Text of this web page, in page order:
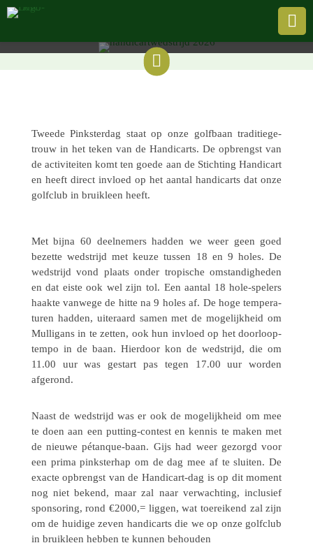


Tweede Pink­ster­dag staat op onze golf­baan tradi­tie­ge­
trouw in het teken van de Handi­carts. De opbrengst van
de acti­vi­tei­ten komt ten goede aan de Stich­ting Handi­cart
en heeft direct invloed op het aantal handi­carts dat onze
golf­club in bruik­leen heeft.
Met bijna 60 deel­ne­mers hadden we weer geen goed
bezette wedstrijd met keuze tussen 18 en 9 holes. De
wedstrijd vond plaats onder tropi­sche omstan­dig­he­den
en dat eiste ook wel zijn tol. Een aantal 18 hole-spelers
haakte vanwege de hitte na 9 holes af. De hoge tempe­ra­
tu­ren hadden, uiter­aard samen met de moge­lijk­heid om
Mulli­gans in te zetten, ook hun invloed op het door­loop­
tempo in de baan. Hier­door kon de wedstrijd, die om
11.00 uur was gestart pas tegen 17.00 uur worden
afgerond.
Naast de wedstrijd was er ook de moge­lijk­heid om mee
te doen aan een putting-contest en kennis te maken met
de nieuwe pétan­que-baan. Gijs had weer gezorgd voor
een prima pink­ster­hap om de dag mee af te sluiten. De
exacte opbrengst van de Handi­cart-dag is op dit moment
nog niet bekend, maar zal naar verwach­ting, inclu­sief
spon­so­ring, rond €2000,= liggen, wat toerei­kend zal zijn
om de huidige zeven handi­carts die we op onze golf­club
in bruik­leen hebben te kunnen behouden